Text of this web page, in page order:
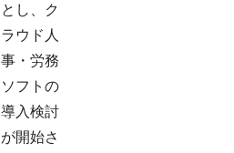
とし、ク
ラウド人
事・労務
ソフトの
導入検討
が開始さ